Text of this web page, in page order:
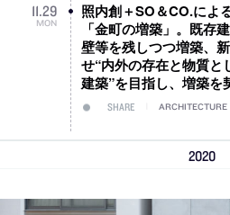
11.29
MON
照内創＋SO＆CO.によ
「金町の増築」。既存
壁等を残しつつ増築、
せ“内外の存在と物質と
建築”を目指し、増築を
SHARE ARCHITECTURE
2020